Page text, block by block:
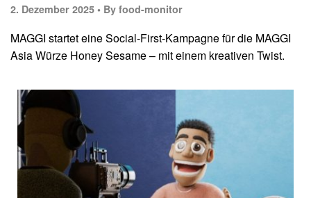
2. Dezember 2025 • By food-monitor
MAGGI startet eine Social-First-Kampagne für die MAGGI
Asia Würze Honey Sesame – mit einem kreativen Twist.